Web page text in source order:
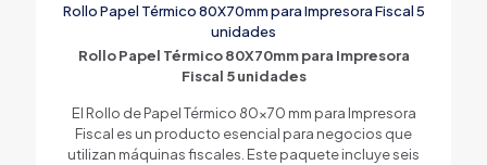
Rollo Papel Térmico 80X70mm para Impresora Fiscal 5
unidades
Rollo Papel Térmico 80X70mm para Impresora
Fiscal 5 unidades
El Rollo de Papel Térmico 80×70 mm para Impresora
Fiscal es un producto esencial para negocios que
utilizan máquinas fiscales. Este paquete incluye seis